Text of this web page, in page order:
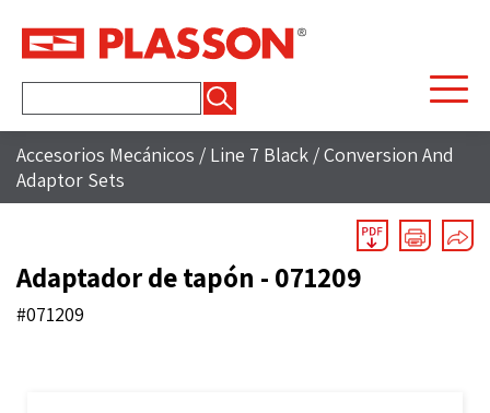
Accesorios Mecánicos / Line 7 Black /Conversion And
Adaptor Sets
Adaptador de tapón - 071209
#071209